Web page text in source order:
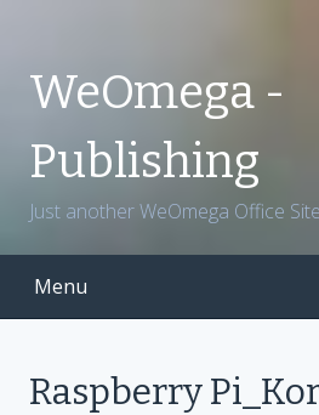
WeOmega -
Publishing
Just another WeOmega Office
Menu
Raspberry